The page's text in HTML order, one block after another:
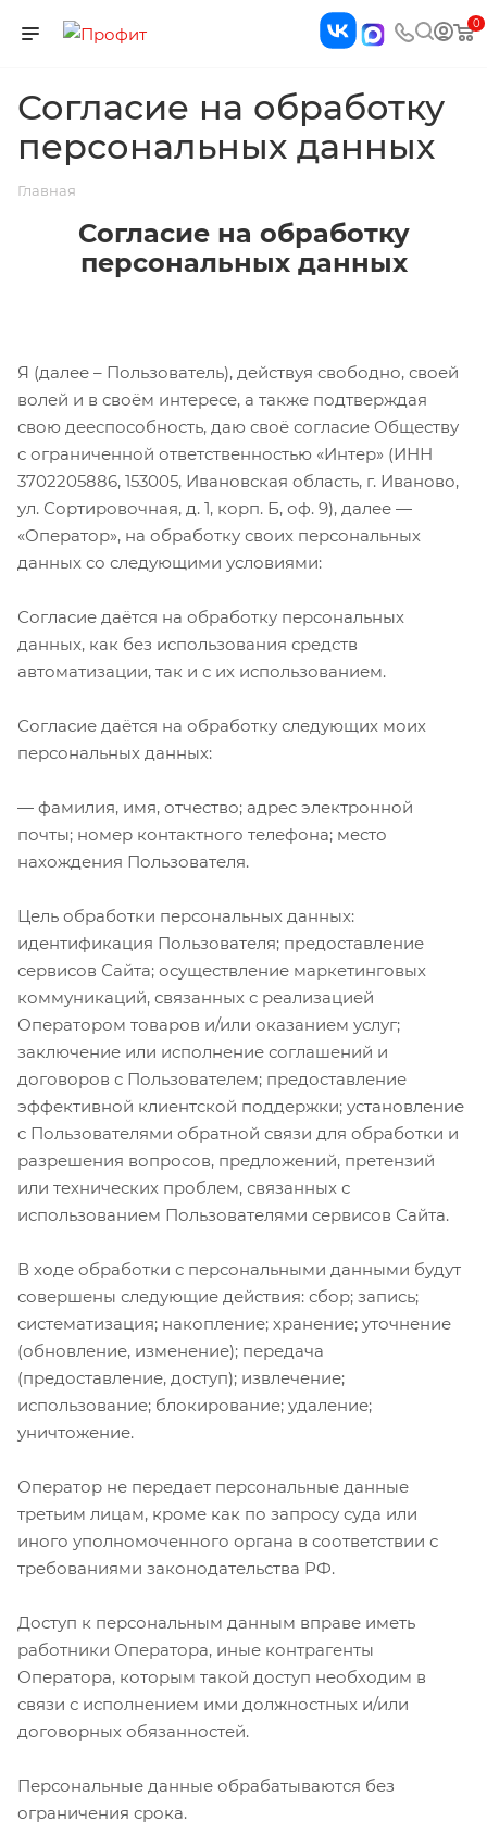
0
Согласие на обработку
персональных данных
Главная
Согласие на обработку
персональных данных
Я (далее – Пользователь), действуя свободно, своей
волей и в своём интересе, а также подтверждая
свою дееспособность, даю своё согласие Обществу
с ограниченной ответственностью «Интер» (ИНН
3702205886, 153005, Ивановская область, г. Иваново,
ул. Сортировочная, д. 1, корп. Б, оф. 9), далее —
«Оператор», на обработку своих персональных
данных со следующими условиями:
Согласие даётся на обработку персональных
данных, как без использования средств
автоматизации, так и с их использованием.
Согласие даётся на обработку следующих моих
персональных данных:
— фамилия, имя, отчество; адрес электронной
почты; номер контактного телефона; место
нахождения Пользователя.
Цель обработки персональных данных:
идентификация Пользователя; предоставление
сервисов Сайта; осуществление маркетинговых
коммуникаций, связанных с реализацией
Оператором товаров и/или оказанием услуг;
заключение или исполнение соглашений и
договоров с Пользователем; предоставление
эффективной клиентской поддержки; установление
с Пользователями обратной связи для обработки и
разрешения вопросов, предложений, претензий
или технических проблем, связанных с
использованием Пользователями сервисов Сайта.
В ходе обработки с персональными данными будут
совершены следующие действия: сбор; запись;
систематизация; накопление; хранение; уточнение
(обновление, изменение); передача
(предоставление, доступ); извлечение;
использование; блокирование; удаление;
уничтожение.
Оператор не передает персональные данные
третьим лицам, кроме как по запросу суда или
иного уполномоченного органа в соответствии с
требованиями законодательства РФ.
Доступ к персональным данным вправе иметь
работники Оператора, иные контрагенты
Оператора, которым такой доступ необходим в
связи с исполнением ими должностных и/или
договорных обязанностей.
Персональные данные обрабатываются без
ограничения срока.